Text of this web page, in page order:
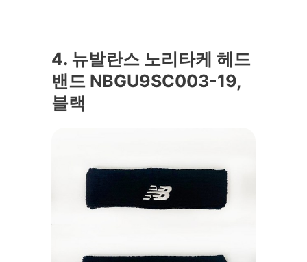
4. 뉴발란스 노리타케 헤드
밴드 NBGU9SC003-19,
블랙